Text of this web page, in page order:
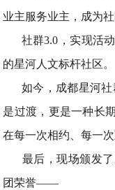
业主服务业主，成为社
社群3.0，实现活
的星河人文标杆社区。
如今，成都星河
是过渡，更是一种长
在每一次相约、每一
最后，现场颁发
团荣誉——